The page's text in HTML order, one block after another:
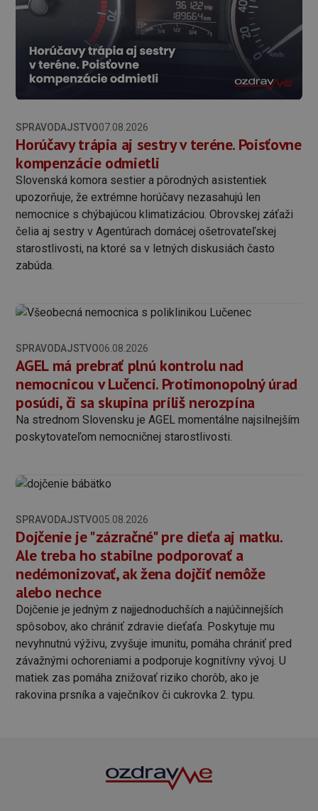
SPRAVODAJSTVO07.08.2026
Horúčavy trápia aj sestry v teréne. Poisťovne
kompenzácie odmietli
Slovenská komora sestier a pôrodných asistentiek
upozorňuje, že extrémne horúčavy nezasahujú len
nemocnice s chýbajúcou klimatizáciou. Obrovskej záťaži
čelia aj sestry v Agentúrach domácej ošetrovateľskej
starostlivosti, na ktoré sa v letných diskusiách často
zabúda.
SPRAVODAJSTVO06.08.2026
AGEL má prebrať plnú kontrolu nad
nemocnicou v Lučenci. Protimonopolný úrad
posúdi, či sa skupina príliš nerozpína
Na strednom Slovensku je AGEL momentálne najsilnejším
poskytovateľom nemocničnej starostlivosti.
SPRAVODAJSTVO05.08.2026
Dojčenie je "zázračné" pre dieťa aj matku.
Ale treba ho stabilne podporovať a
nedémonizovať, ak žena dojčiť nemôže
alebo nechce
Dojčenie je jedným z najjednoduchších a najúčinnejších
spôsobov, ako chrániť zdravie dieťaťa. Poskytuje mu
nevyhnutnú výživu, zvyšuje imunitu, pomáha chrániť pred
závažnými ochoreniami a podporuje kognitívny vývoj. U
matiek zas pomáha znižovať riziko chorôb, ako je
rakovina prsníka a vaječníkov či cukrovka 2. typu.